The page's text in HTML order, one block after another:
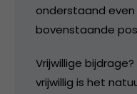
onderstaand
bovenstaande
Vrijwillige
vrijwillig is het